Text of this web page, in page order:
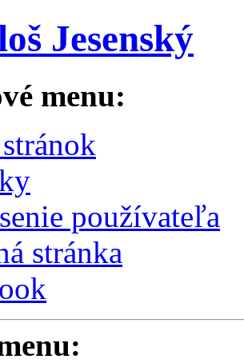
Jesenský
menu:
používateľa
stránka